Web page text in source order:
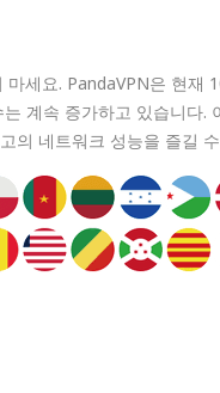
세요. PandaVPN은 현재
계속 증가하고 있습니다.
의 네트워크 성능을 즐길